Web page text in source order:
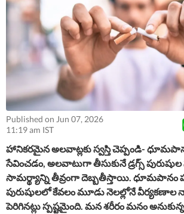
Published on Jun 07, 2026
11:19 am IST
హానికరమైన అలవాట్లకు స్వస్తి చెప్పండి-
సేవించడం, అలవాటుగా తీసుకునే డ్రగ్స్
సామర్థ్యాన్ని తీవ్రంగా దెబ్బతీస్తాయి. ధూమపానం
పురుషులలో కేవలం మూడు నెలల్లోనే వీర్యకణాల
పెరిగినట్లు స్పష్టమైంది. మన శరీరం మనం